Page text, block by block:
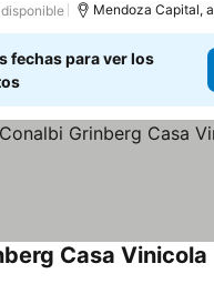
fechas para ver los
Casa Vinicola